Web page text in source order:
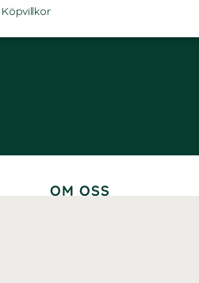
Köpvillkor
OM OSS